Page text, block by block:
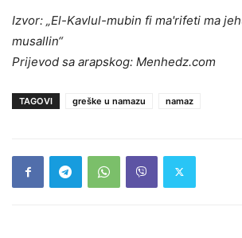
Izvor: „El-Kavlul-mubin fi ma'rifeti ma
musallin“
Prijevod sa arapskog: Menhedz.com
TAGOVI greške u namazu namaz